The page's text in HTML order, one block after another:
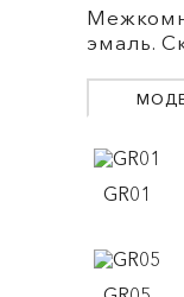
эмаль.
GR01